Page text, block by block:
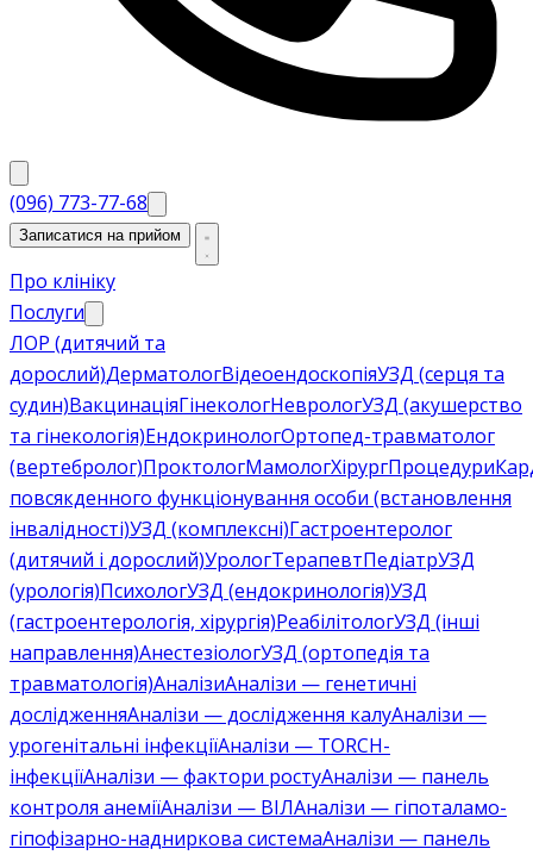
(096) 773-77-68
Записатися на прийом
Про клініку
Послуги
ЛОР (дитячий та
дорослий)ДерматологВідеоендоскопіяУЗД (серця та
судин)ВакцинаціяГінекологНеврологУЗД (акушерство
та гінекологія)ЕндокринологОртопед-травматолог
(вертебролог)ПроктологМамологХірургПроцедури
повсякденного функціонування особи (встановлення
інвалідності)УЗД (комплексні)Гастроентеролог
(дитячий і дорослий)УрологТерапевтПедіатрУЗД
(урологія)ПсихологУЗД (ендокринологія)УЗД
(гастроентерологія, хірургія)РеабілітологУЗД (інші
направлення)АнестезіологУЗД (ортопедія та
травматологія)АналізиАналізи — генетичні
дослідженняАналізи — дослідження калуАналізи —
урогенітальні інфекціїАналізи — TORCH-
інфекціїАналізи — фактори ростуАналізи — панель
контроля анеміїАналізи — ВІЛАналізи — гіпоталамо-
гіпофізарно-надниркова системаАналізи — панель